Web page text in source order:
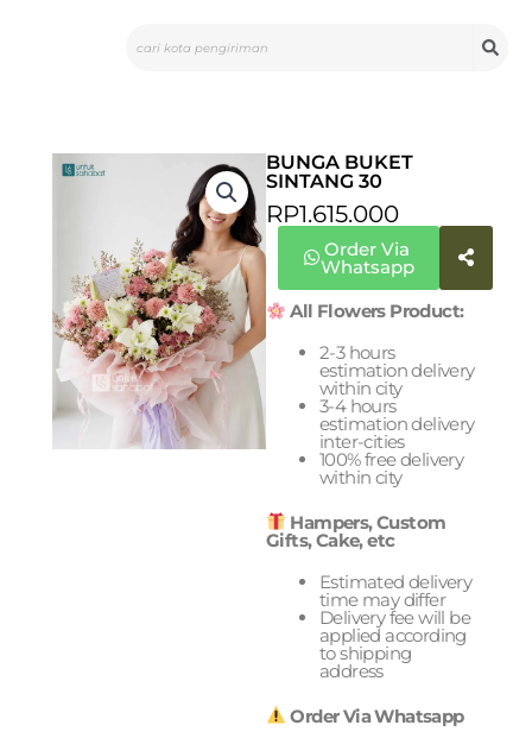
BUNGA BUKET
SINTANG 30
RP1.615.000
Order Via
Whatsapp
All Flowers Product:
2-3 hours
estimation delivery
within city
3-4 hours
estimation delivery
inter-cities
100% free delivery
within city
Hampers, Custom
Gifts, Cake, etc
Estimated delivery
time may differ
Delivery fee will be
applied according
to shipping
address
Order Via Whatsapp